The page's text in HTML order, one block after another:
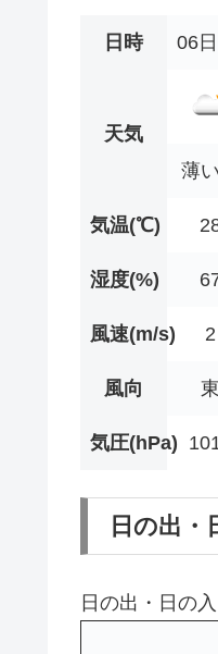
日時 06
天気
薄
気温(℃)
湿度(%)
風速(m/s) 2
風向 東
気圧(hPa)
日の出・
日の出・日の